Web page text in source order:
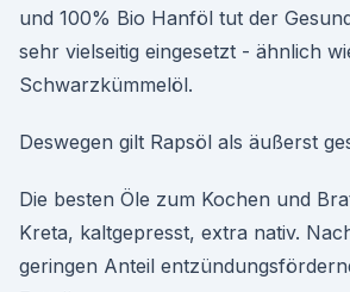
und 100% Bio Hanföl tut der
sehr vielseitig eingesetzt - ähnlich
Schwarzkümmelöl.
Deswegen gilt Rapsöl als äußerst
Die besten Öle zum Kochen und
Kreta, kaltgepresst, extra nativ.
geringen Anteil